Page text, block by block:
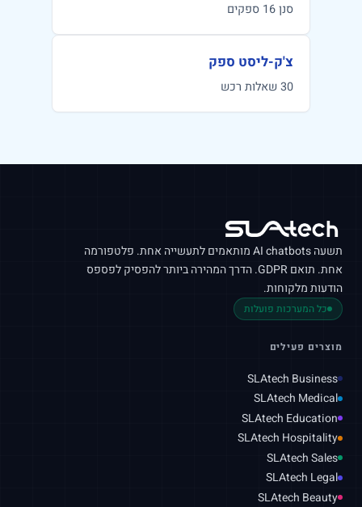
סנן 16 ספקים
צ'ק-ליסט ספק
30 שאלות רכש
תשעהAI chatbotsמותאמים לתעשייה אחת. פלטפורמה
אחת. תואםGDPR. הדרך המהירה ביותר להפסיק לפספס
הודעות מלקוחות.
כל המערכות פועלות
מוצרים פעילים
SLAtech Business
SLAtech Medical
SLAtech Education
SLAtech Hospitality
SLAtech Sales
SLAtech Legal
SLAtech Beauty